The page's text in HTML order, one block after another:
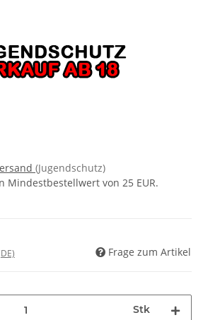
(Jugendschutz)
Mindestbestellwert von 25 EUR.
Frage zum Artikel
Stk